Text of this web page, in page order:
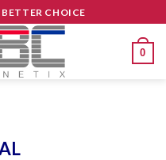
CHOICE
0